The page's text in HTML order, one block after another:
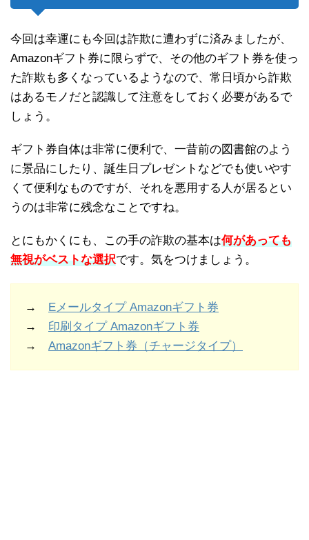
今回は幸運にも今回は詐欺に遭わずに済みましたが、
Amazonギフト券に限らずで、その他のギフト券を使っ
た詐欺も多くなっているようなので、常日頃から詐欺
はあるモノだと認識して注意をしておく必要があるで
しょう。
ギフト券自体は非常に便利で、一昔前の図書館のよう
に景品にしたり、誕生日プレゼントなどでも使いやす
くて便利なものですが、それを悪用する人が居るとい
うのは非常に残念なことですね。
とにもかくにも、この手の詐欺の基本は何があっても
無視がベストな選択です。気をつけましょう。
→
Eメールタイプ Amazonギフト券
→ 印刷タイプ Amazonギフト券
→ Amazonギフト券（チャージタイプ）